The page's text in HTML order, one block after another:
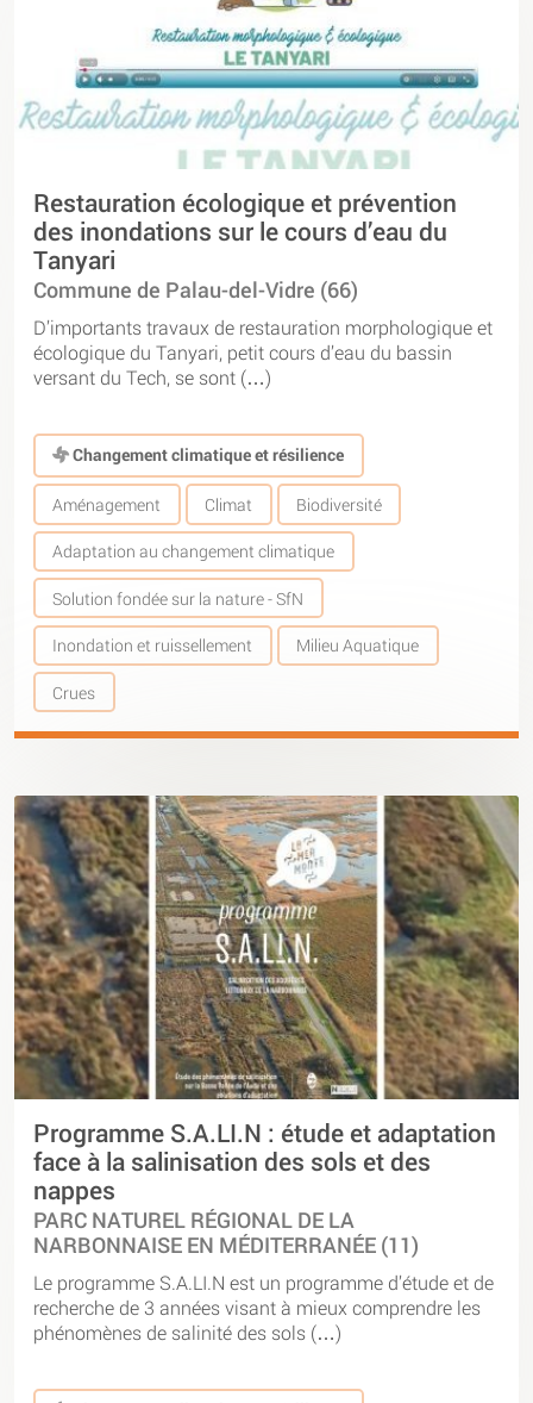
Restauration écologique et prévention
des inondations sur le cours d’eau du
Tanyari
Commune de Palau-del-Vidre (66)
D’importants travaux de restauration morphologique et
écologique du Tanyari, petit cours d’eau du bassin
versant du Tech, se sont (…)
Changement climatique et résilience
Aménagement Climat Biodiversité
Adaptation au changement climatique
Solution fondée sur la nature - SfN
Inondation et ruissellement Milieu Aquatique
Crues
Programme S.A.LI.N : étude et adaptation
face à la salinisation des sols et des
nappes
PARC NATUREL RÉGIONAL DE LA
NARBONNAISE EN MÉDITERRANÉE (11)
Le programme S.A.LI.N est un programme d’étude et de
recherche de 3 années visant à mieux comprendre les
phénomènes de salinité des sols (…)